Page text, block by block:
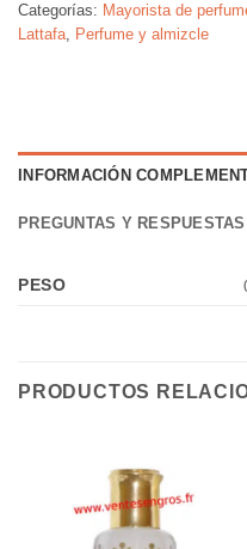
Categorías: Mayorista de
Lattafa, Perfume y almizcle
INFORMACIÓN
PREGUNTAS Y RESPUESTAS
PESO
PRODUCTOS